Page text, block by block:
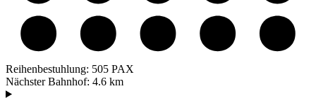
Reihenbestuhlung: 505 PAX
Nächster Bahnhof: 4.6 km